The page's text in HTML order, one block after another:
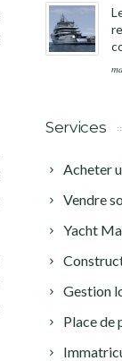
Services
Acheter
Vendre
Yacht
Gestion
Place de